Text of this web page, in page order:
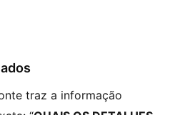
traz a informação